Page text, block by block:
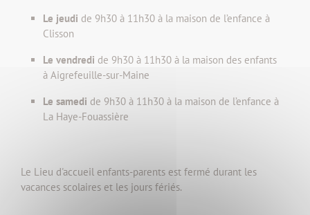
Le jeudi de 9h30 à 11h30 à la maison de l’enfance à
Clisson
Le vendredi de 9h30 à 11h30 à la maison des enfants
à Aigrefeuille-sur-Maine
Le samedi de 9h30 à 11h30 à la maison de l’enfance à
La Haye-Fouassière
Le Lieu d'accueil enfants-parents est fermé durant les
vacances scolaires et les jours fériés.